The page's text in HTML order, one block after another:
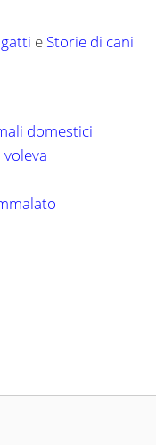
e Storie di cani
domestici